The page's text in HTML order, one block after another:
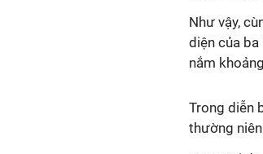
Như vậy,
diện của
nắm
Trong diễn
thường